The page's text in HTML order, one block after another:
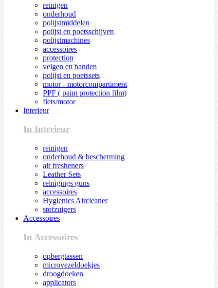
reinigen
onderhoud
polijstmiddelen
polijst en poetsschijven
polijstmachines
accessoires
protection
velgen en banden
polijst en poetssets
motor - motorcompartiment
PPF ( paint protection film)
fiets/motor
Interieur
In Interieur
reinigen
onderhoud & bescherming
air fresheners
Leather Sets
reinigings guns
accessoires
Hygienics Aircleaner
stofzuigers
Accessoires
In Accessoires
opbergtassen
microvezeldoekjes
droogdoeken
applicators